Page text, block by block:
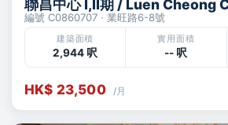
聯昌中心 I,II期 / Luen Cheong
編號 C0860707 · 業旺路6-8號
建築面積
2,944 呎
實用面積
-- 呎
HK$ 23,500 /月